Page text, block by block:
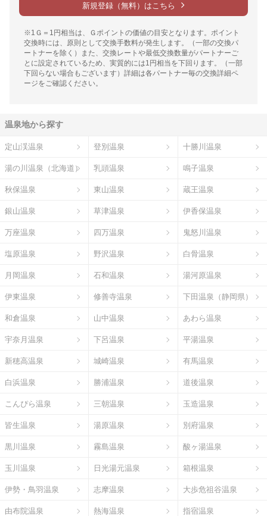
新規登録（無料）はこちら
※1Ｇ＝1円相当は、Ｇポイントの価値の目安となります。ポイント
交換時には、原則として交換手数料が発生します。（一部の交換パ
ートナーを除く）また、交換レートや最低交換数量がパートナーご
とに設定されているため、実質的には1円相当を下回ります。（一部
下回らない場合もございます）詳細は各パートナー毎の交換詳細ペ
ージをご確認ください。
温泉地から探す
定山渓温泉 登別温泉 十勝川温泉
湯の川温泉（北海道） 乳頭温泉 鳴子温泉
秋保温泉 東山温泉 蔵王温泉
銀山温泉 草津温泉 伊香保温泉
万座温泉 四万温泉 鬼怒川温泉
塩原温泉 野沢温泉 白骨温泉
月岡温泉 石和温泉 湯河原温泉
伊東温泉 修善寺温泉 下田温泉（静岡県）
和倉温泉 山中温泉 あわら温泉
宇奈月温泉 下呂温泉 平湯温泉
新穂高温泉 城崎温泉 有馬温泉
白浜温泉 勝浦温泉 道後温泉
こんぴら温泉 三朝温泉 玉造温泉
皆生温泉 湯原温泉 別府温泉
黒川温泉 霧島温泉 酸ヶ湯温泉
玉川温泉 日光湯元温泉 箱根温泉
伊勢・鳥羽温泉 志摩温泉 大歩危祖谷温泉
由布院温泉 熱海温泉 指宿温泉